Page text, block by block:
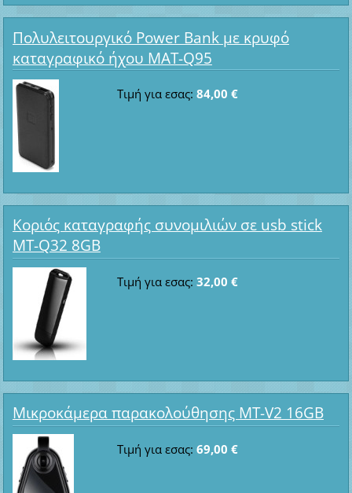
Πολυλειτουργικό Power Bank με κρυφό
καταγραφικό ήχου MAT-Q95
Τιμή για εσας: 84,00 €
Κοριός καταγραφής συνομιλιών σε usb stick
MT-Q32 8GB
Τιμή για εσας: 32,00 €
Μικροκάμερα παρακολούθησης MT-V2 16GB
Τιμή για εσας: 69,00 €